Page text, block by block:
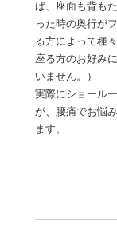
ば、座面も背も
った時の奥行が
る方によって種
座る方のお好み
いません。）
実際にショール
が、腰痛でお悩
ます。 ……